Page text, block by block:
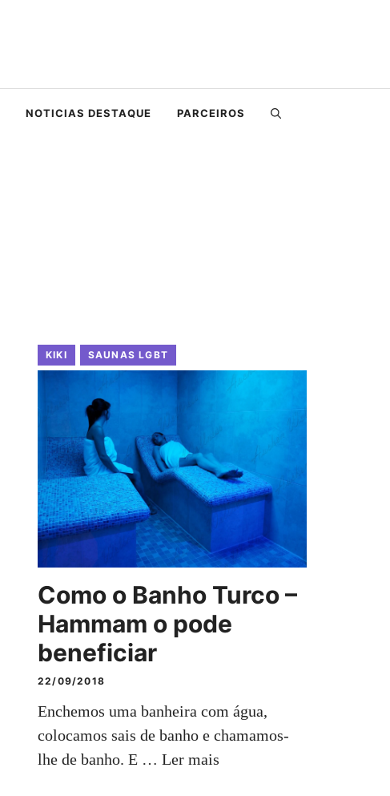
NOTICIAS DESTAQUE PARCEIROS
KIKI SAUNAS LGBT
Como o Banho Turco –
Hammam o pode
beneficiar
22/09/2018
Enchemos uma banheira com água,
colocamos sais de banho e chamamos-
lhe de banho. E … Ler mais